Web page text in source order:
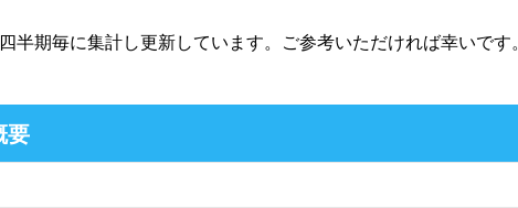
半期毎に集計し更新しています。ご参考いただければ幸いです。
要